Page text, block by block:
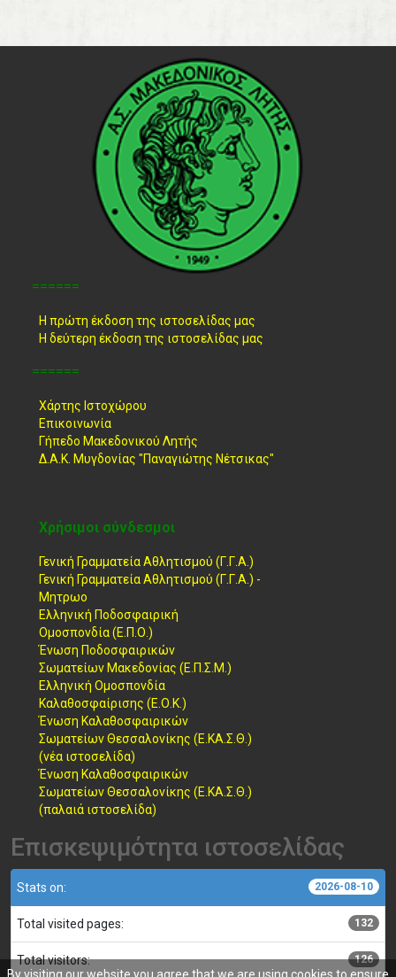
======
Η πρώτη έκδοση της ιστοσελίδας μας
Η δεύτερη έκδοση της ιστοσελίδας μας
======
Χάρτης Ιστοχώρου
Επικοινωνία
Γήπεδο Μακεδονικού Λητής
Δ.Α.Κ. Μυγδονίας "Παναγιώτης Νέτσικας"
Χρήσιμοι σύνδεσμοι
Γενική Γραμματεία Αθλητισμού (Γ.Γ.Α.)
Γενική Γραμματεία Αθλητισμού (Γ.Γ.Α.) -
Μητρωο
Ελληνική Ποδοσφαιρική
Ομοσπονδία (Ε.Π.Ο.)
Ένωση Ποδοσφαιρικών
Σωματείων Μακεδονίας (Ε.Π.Σ.Μ.)
Ελληνική Ομοσπονδία
Καλαθοσφαίρισης (Ε.Ο.Κ.)
Ένωση Καλαθοσφαιρικών
Σωματείων Θεσσαλονίκης (Ε.ΚΑ.Σ.Θ.)
(νέα ιστοσελίδα)
Ένωση Καλαθοσφαιρικών
Σωματείων Θεσσαλονίκης (Ε.ΚΑ.Σ.Θ.)
(παλαιά ιστοσελίδα)
Επισκεψιμότητα ιστοσελίδας
Stats on: 2026-08-10
Total visited pages: 132
Total visitors: 126